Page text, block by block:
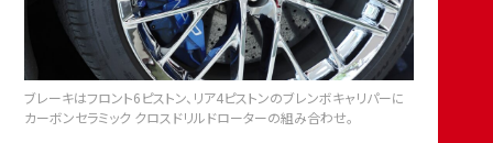
ブレーキはフロント6ピストン、リア4ピストンのブレンボキャリパーに
カーボンセラミック クロスドリルドローターの組み合わせ。